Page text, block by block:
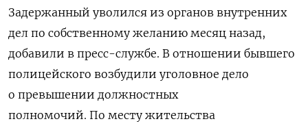
Задержанный уволился из органов внутренних
дел по собственному желанию месяц назад,
добавили в пресс-службе. В отношении бывшего
полицейского возбудили уголовное дело
о превышении должностных
полномочий. По месту жительства